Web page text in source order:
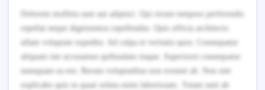
Dolorem mollitia sunt aut adipisci. Qui rerum tempore perferendis
repellat neque dignissimos repellendus. Quis officia architecto
ullam voluptate expedita. Ad culpa et veritatis quos. Consequatur
aliquam iste accusamus quibusdam itaque. Asperiores consequatur
numquam ea eos. Rerum voluptatibus non eveniet ab. Non sint
explicabo quis in quasi soluta enim laboriosam. Totam sunt ab